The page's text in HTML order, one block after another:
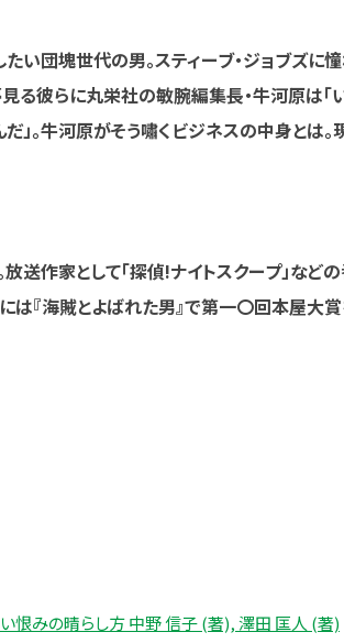
い団塊世代の男。スティーブ・ジョブズに
る彼らに丸栄社の敏腕編集長・牛河原は「
」。牛河原がそう嘯くビジネスの中身とは
送作家として「探偵!ナイトスクープ」など
は『海賊とよばれた男』で第一〇回本屋大
恨みの晴らし方 中野 信子 (著), 澤田 匡人 (著)